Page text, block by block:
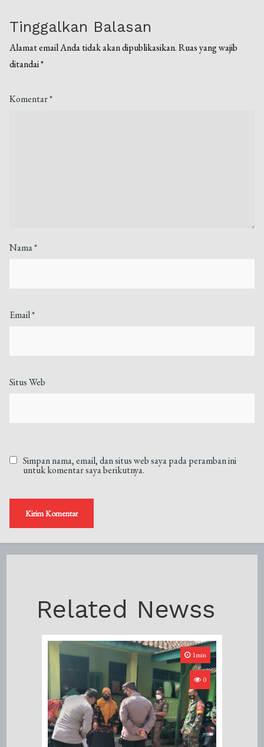
Tinggalkan Balasan
Alamat email Anda tidak akan dipublikasikan. Ruas yang wajib
ditandai*
Komentar*
Nama*
Email*
Situs Web
Simpan nama, email, dan situs web saya pada peramban ini
untuk komentar saya berikutnya.
Related Newss
1min
0